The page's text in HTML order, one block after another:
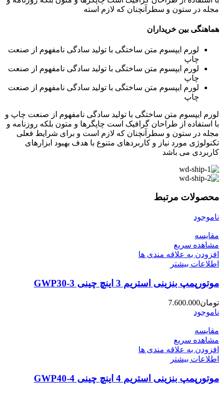
مجله در ستون و سطرآنچنان که لازم استه
هماهنگی بین خریداران
لورم ایپسوم متن ساختگی با تولید سادگی نامفهوم از صنعت
چاپ
لورم ایپسوم متن ساختگی با تولید سادگی نامفهوم از صنعت
چاپ
لورم ایپسوم متن ساختگی با تولید سادگی نامفهوم از صنعت
چاپ
لورم ایپسوم متن ساختگی با تولید سادگی نامفهوم از صنعت چاپ و
با استفاده از طراحان گرافیک است چاپگرها و متون بلکه روزنامه و
مجله در ستون و سطرآنچنان که لازم است و برای شرایط فعلی
تکنولوژی مورد نیاز و کاربردهای متنوع با هدف بهبود ابزارهای
کاربردی می باشد
محصولات مرتبط
ناموجود
مقایسه
مشاهده سریع
افزودن به علاقه مندی ها
اطلاعات بیشتر
موتورپمپ بنزینی استریم 3 اینچ چینی GWP30-3
تومان7.600.000
ناموجود
مقایسه
مشاهده سریع
افزودن به علاقه مندی ها
اطلاعات بیشتر
موتورپمپ بنزینی استریم 4 اینچ چینی GWP40-4